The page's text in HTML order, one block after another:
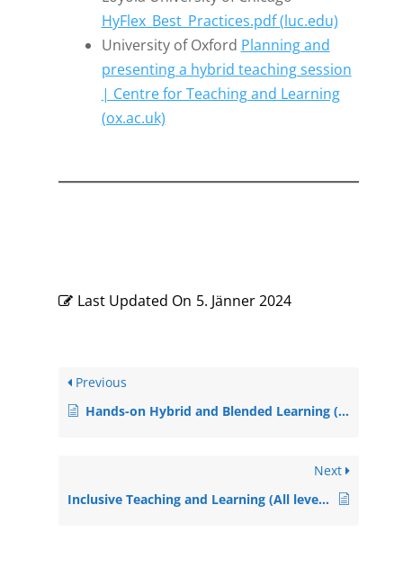
HyFlex_Best_Practices.pdf (luc.edu)
University of Oxford Planning and
presenting a hybrid teaching session
| Centre for Teaching and Learning
(ox.ac.uk)
Last Updated On 5. Jänner 2024
Previous
Hands-on Hybrid and Blended Learning (A2, Material)
Next
Inclusive Teaching and Learning (All levels, Material)